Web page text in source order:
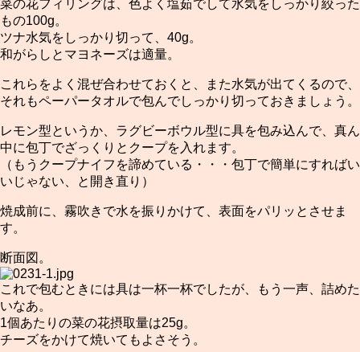
菜の花フィリングは、色よく塩茹でして水気をしっかり絞った
もの100g。
ツナ水気をしっかり切って、40g。
和がらしとマヨネーズは適量。
これらをよく混ぜ合わせておくと、また水気が出てくるので、
それもペーパータオルで包んでしっかり切っておきましょう。
レモン型というか、ラグビーボウル型に具を包み込んで、真ん
中に包丁でざっくりとクープを入れます。
（もうクープナイフを諦めている・・・包丁で簡単にすればい
いじゃない、と開き直り）
焼成前に、霧吹きで水を振りかけて、表面をパリッとさせま
す。
断面図。
これで包むときには具は一杯一杯でしたが、もう一声、詰めた
いなあ。
1個あたりの菜の花摂取量は25g。
チーズをかけて焼いてもよさそう。